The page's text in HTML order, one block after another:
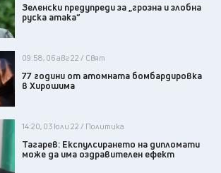
Зеленски предупреди за „грозна и злобна
руска атака“
09:58, 06 авг 22 / Свят
77 години от атомната бомбардировка
в Хирошима
14:20, 03 юли 22 / Политика
Тагарев: Експулсирането на дипломати
може да има оздравителен ефект